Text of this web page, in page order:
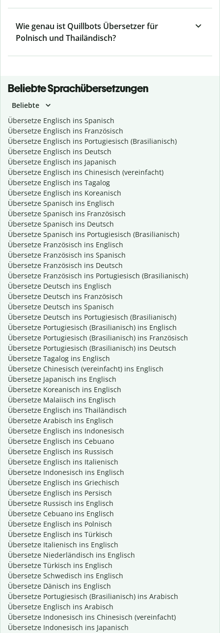
Wie genau ist Quillbots Übersetzer für
Polnisch und Thailändisch?
Beliebte Sprachübersetzungen
Beliebte
Übersetze Englisch ins Spanisch
Übersetze Englisch ins Französisch
Übersetze Englisch ins Portugiesisch (Brasilianisch)
Übersetze Englisch ins Deutsch
Übersetze Englisch ins Japanisch
Übersetze Englisch ins Chinesisch (vereinfacht)
Übersetze Englisch ins Tagalog
Übersetze Englisch ins Koreanisch
Übersetze Spanisch ins Englisch
Übersetze Spanisch ins Französisch
Übersetze Spanisch ins Deutsch
Übersetze Spanisch ins Portugiesisch (Brasilianisch)
Übersetze Französisch ins Englisch
Übersetze Französisch ins Spanisch
Übersetze Französisch ins Deutsch
Übersetze Französisch ins Portugiesisch (Brasilianisch)
Übersetze Deutsch ins Englisch
Übersetze Deutsch ins Französisch
Übersetze Deutsch ins Spanisch
Übersetze Deutsch ins Portugiesisch (Brasilianisch)
Übersetze Portugiesisch (Brasilianisch) ins Englisch
Übersetze Portugiesisch (Brasilianisch) ins Französisch
Übersetze Portugiesisch (Brasilianisch) ins Deutsch
Übersetze Tagalog ins Englisch
Übersetze Chinesisch (vereinfacht) ins Englisch
Übersetze Japanisch ins Englisch
Übersetze Koreanisch ins Englisch
Übersetze Malaiisch ins Englisch
Übersetze Englisch ins Thailändisch
Übersetze Arabisch ins Englisch
Übersetze Englisch ins Indonesisch
Übersetze Englisch ins Cebuano
Übersetze Englisch ins Russisch
Übersetze Englisch ins Italienisch
Übersetze Indonesisch ins Englisch
Übersetze Englisch ins Griechisch
Übersetze Englisch ins Persisch
Übersetze Russisch ins Englisch
Übersetze Cebuano ins Englisch
Übersetze Englisch ins Polnisch
Übersetze Englisch ins Türkisch
Übersetze Italienisch ins Englisch
Übersetze Niederländisch ins Englisch
Übersetze Türkisch ins Englisch
Übersetze Schwedisch ins Englisch
Übersetze Dänisch ins Englisch
Übersetze Portugiesisch (Brasilianisch) ins Arabisch
Übersetze Englisch ins Arabisch
Übersetze Indonesisch ins Chinesisch (vereinfacht)
Übersetze Indonesisch ins Japanisch